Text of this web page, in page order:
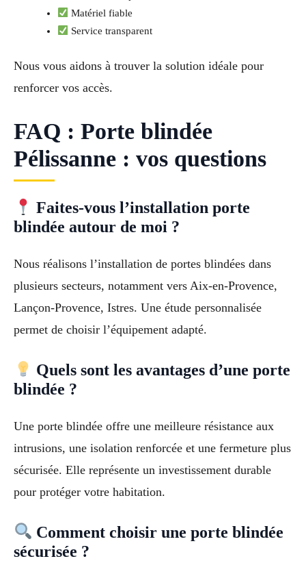
Matériel fiable
Service transparent
Nous vous aidons à trouver la solution idéale pour
renforcer vos accès.
FAQ : Porte blindée
Pélissanne : vos questions
Faites-vous l’installation porte
blindée autour de moi ?
Nous réalisons l’installation de portes blindées dans
plusieurs secteurs, notamment vers Aix-en-Provence,
Lançon-Provence, Istres. Une étude personnalisée
permet de choisir l’équipement adapté.
Quels sont les avantages d’une porte
blindée ?
Une porte blindée offre une meilleure résistance aux
intrusions, une isolation renforcée et une fermeture plus
sécurisée. Elle représente un investissement durable
pour protéger votre habitation.
Comment choisir une porte blindée
sécurisée ?